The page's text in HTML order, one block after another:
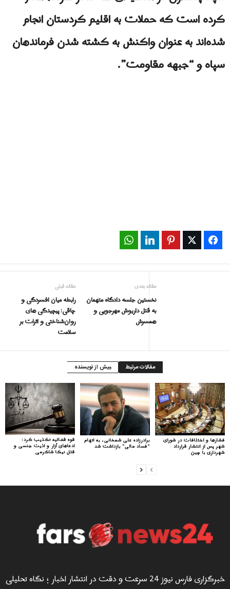
کرده است که حملات به اقلیم کردستان انجام
شده‌اند به عنوان واکنش به کشته شدن فرماندهان
سپاه و “جبهه مقاومت”.
Facebook
Twitter
Pinterest
LinkedIn
مقاله قبلی
رابطه میان افسردگی و
چاقی: پیچیدگی های
روان‌شناختی و اثرات بر
سلامت
مقاله بعدی
نخستین جلسه دادگاه متهمان
به قتل داریوش مهرجویی و
همسرش
مقالات مرتبط بیش از نویسنده
قوه قضائیه تکذیب کرد:
ادعاهای آزار و اذیت جنسی و
قتل نیکا شاکرمی
برادرزاده علی شمخانی، به اتهام
“فساد مالی” بازداشت شد
فشارها و اختلافات در شورای
شهر پس از انتشار قرارداد
شهرداری با چین
خبرگزاری فارس نیوز 24 سرعت و دقت در انتشار اخبار ؛ نگاه تحلیلی